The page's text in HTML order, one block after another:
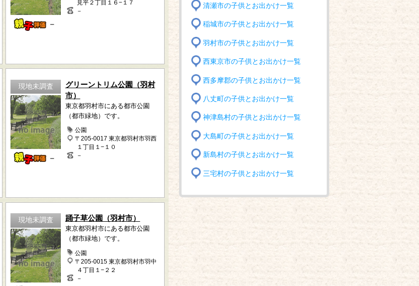
－
見平２丁目１６−１７
－
現地未調査
－
グリーントリム公園（羽村
市）
東京都羽村市にある都市公園
（都市緑地）です。
公園
〒205-0017 東京都羽村市羽西
１丁目１−１０
－
現地未調査 踊子草公園（羽村市）
東京都羽村市にある都市公園
（都市緑地）です。
公園
〒205-0015 東京都羽村市羽中
４丁目１−２２
－
清瀬市の子供とお出かけ一覧
稲城市の子供とお出かけ一覧
羽村市の子供とお出かけ一覧
西東京市の子供とお出かけ一覧
西多摩郡の子供とお出かけ一覧
八丈町の子供とお出かけ一覧
神津島村の子供とお出かけ一覧
大島町の子供とお出かけ一覧
新島村の子供とお出かけ一覧
三宅村の子供とお出かけ一覧